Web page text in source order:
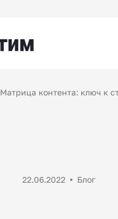
Матрица контента: ключ к
22.06.2022 Блог